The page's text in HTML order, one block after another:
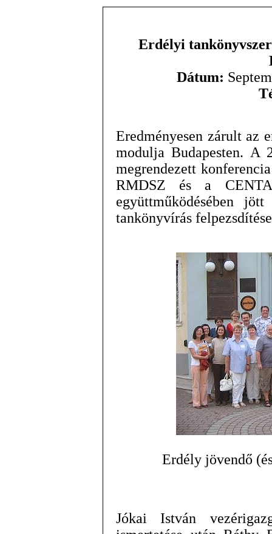
Erdélyi
Dátum:
Eredményesen zárult az
modulja Budapesten. A
megrendezett
RMDSZ és a CENTA
együttműködésében
tankönyvírás
Erdély jövendő
Jókai István